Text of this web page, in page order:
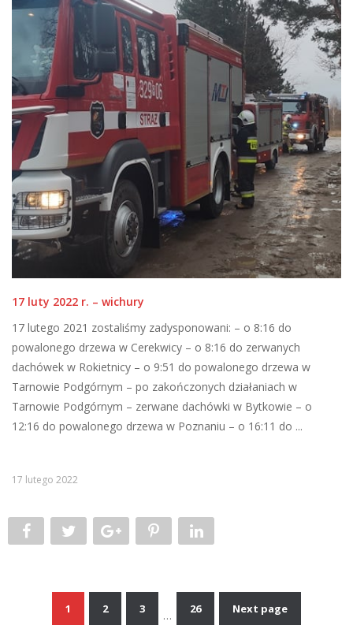
17 luty 2022 r. – wichury
17 lutego 2021 zostaliśmy zadysponowani: – o 8:16 do
powalonego drzewa w Cerekwicy – o 8:16 do zerwanych
dachówek w Rokietnicy – o 9:51 do powalonego drzewa w
Tarnowie Podgórnym – po zakończonych działaniach w
Tarnowie Podgórnym – zerwane dachówki w Bytkowie – o
12:16 do powalonego drzewa w Poznaniu – o 16:11 do ...
17 lutego 2022
Nawigacja
1 2 3 … 26 Next page